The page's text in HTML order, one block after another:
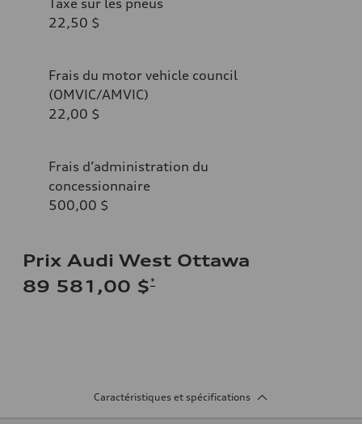
22,50 $
Frais du motor vehicle council
(OMVIC/AMVIC)
22,00 $
Frais d’administration du
concessionnaire
500,00 $
Prix Audi West Ottawa
89 581,00 $*
Caractéristiques et spécifications